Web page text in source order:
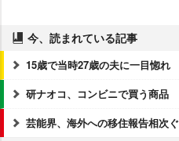
今、読まれている記事
15歳で当時27歳の夫に一目惚れ
研ナオコ、コンビニで買う商品
芸能界、海外への移住報告相次ぐ